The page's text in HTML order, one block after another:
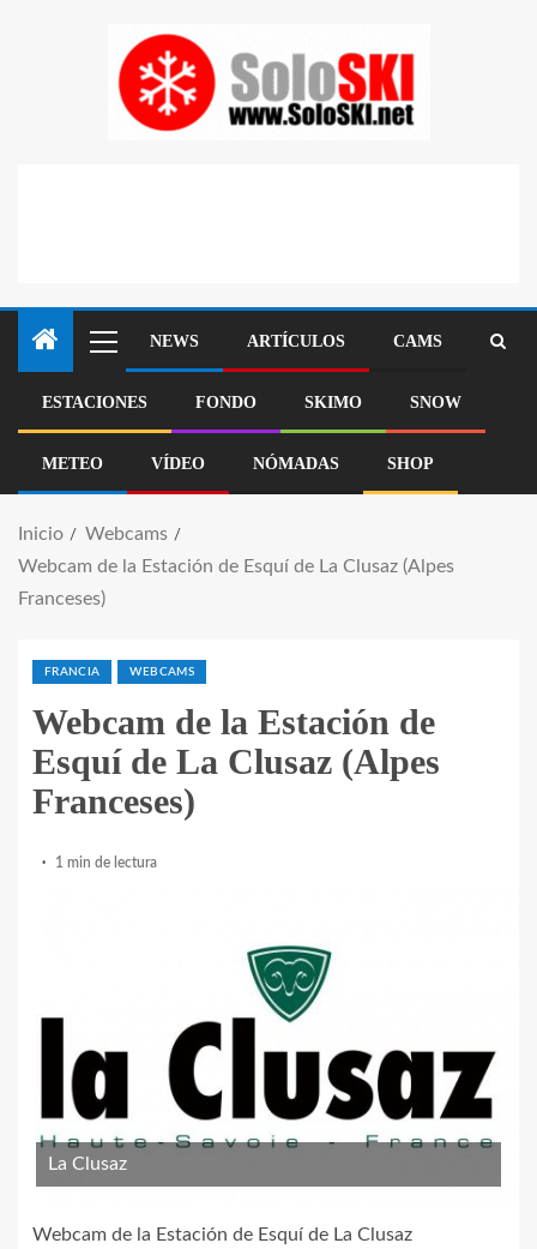
NEWS ARTÍCULOS CAMS
ESTACIONES FONDO SKIMO SNOW
METEO VÍDEO NÓMADAS SHOP
Inicio
Webcams
Webcam de la Estación de Esquí de La Clusaz (Alpes
Franceses)
FRANCIA WEBCAMS
Webcam de la Estación de
Esquí de La Clusaz (Alpes
Franceses)
1 min de lectura
La Clusaz
Webcam de la Estación de Esquí de La Clusaz